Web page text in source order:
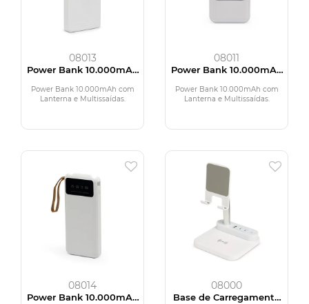
08013
Power Bank 10.000mAh
Multissaídas
Power Bank 10.000mAh com
Lanterna e Multissaídas.
08011
Power Bank 10.000mAh
Multissaídas
Power Bank 10.000mAh com
Lanterna e Multissaídas.
08014
Power Bank 10.000mAh
08000
Base de Carregamento